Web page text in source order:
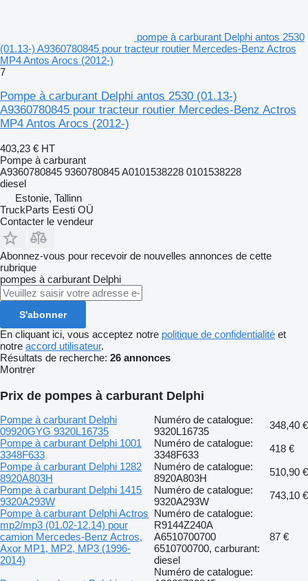
pompe à carburant Delphi antos 2530
(01.13-) A9360780845 pour tracteur routier Mercedes-Benz Actros
MP4 Antos Arocs (2012-)
7
Pompe à carburant Delphi antos 2530 (01.13-)
A9360780845 pour tracteur routier Mercedes-Benz Actros
MP4 Antos Arocs (2012-)
403,23 € HT
Pompe à carburant
A9360780845 9360780845 A0101538228 0101538228
diesel
Estonie, Tallinn
TruckParts Eesti OÜ
Contacter le vendeur
Abonnez-vous pour recevoir de nouvelles annonces de cette
rubrique
pompes à carburant Delphi
S'abonner
En cliquant ici, vous acceptez notre politique de confidentialité et
notre accord utilisateur.
Résultats de recherche: 26 annonces
Montrer
Prix de pompes à carburant Delphi
Pompe à carburant Delphi
09920GYG 9320L16735
Numéro de catalogue:
9320L16735
348,40 €
Pompe à carburant Delphi 1001
3348F633
Numéro de catalogue:
3348F633
418 €
Pompe à carburant Delphi 1282
8920A803H
Numéro de catalogue:
8920A803H
510,90 €
Pompe à carburant Delphi 1415
9320A293W
Numéro de catalogue:
9320A293W
743,10 €
Pompe à carburant Delphi Actros
mp2/mp3 (01.02-12.14) pour
camion Mercedes-Benz Actros,
Axor MP1, MP2, MP3 (1996-
2014)
Numéro de catalogue:
R9144Z240A
A6510700700
6510700700, carburant:
diesel
87 €
Numéro de catalogue: